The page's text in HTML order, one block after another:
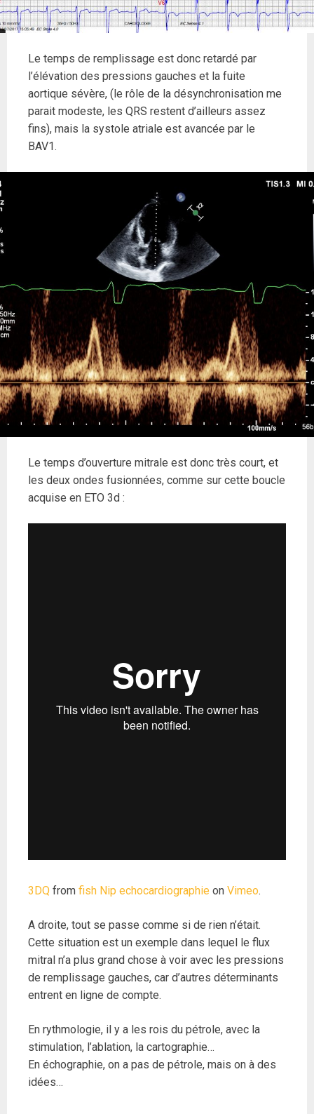
Le temps de remplissage est donc retardé par
l’élévation des pressions gauches et la fuite
aortique sévère, (le rôle de la désynchronisation me
parait modeste, les QRS restent d’ailleurs assez
fins), mais la systole atriale est avancée par le
BAV1.
Le temps d’ouverture mitrale est donc très court, et
les deux ondes fusionnées, comme sur cette boucle
acquise en ETO 3d :
3DQ from fish Nip echocardiographie on Vimeo.
A droite, tout se passe comme si de rien n’était.
Cette situation est un exemple dans lequel le flux
mitral n’a plus grand chose à voir avec les pressions
de remplissage gauches, car d’autres déterminants
entrent en ligne de compte.
En rythmologie, il y a les rois du pétrole, avec la
stimulation, l’ablation, la cartographie…
En échographie, on a pas de pétrole, mais on à des
idées…